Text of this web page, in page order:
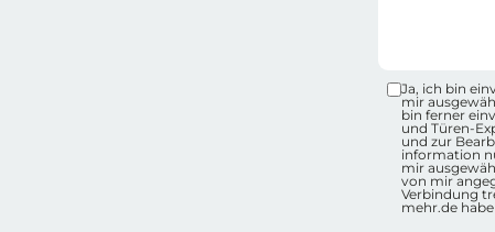
Ja, ich bin
mir
bin ferner
und Türen-
und zur
information
mir
von mir
Verbindung
mehr.de